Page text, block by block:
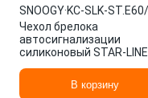
SNOOGY·
Чехол брелока
автосигнализации
силиконовый STAR-LINE
коричневый/ KC-SLK-
ST.E60/E90-BRN SNOOGY
В корзину